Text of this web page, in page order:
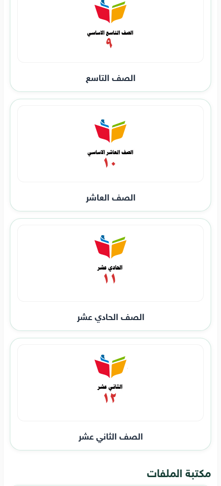
الصف التاسع
الصف العاشر
الصف الحادي عشر
الصف الثاني عشر
مكتبة الملفات